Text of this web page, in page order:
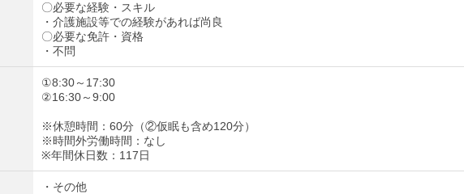
〇必要な経験・スキル
・介護施設等での経験があれば尚良
〇必要な免許・資格
・不問
①8:30～17:30
②16:30～9:00
※休憩時間：60分（②仮眠も含め120分）
※時間外労働時間：なし
※年間休日数：117日
・その他